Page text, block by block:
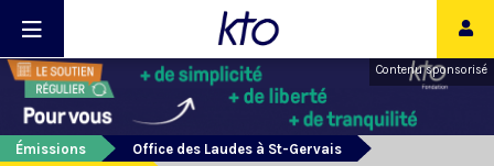
Contenu sponsorisé
Émissions
Office des Laudes à St-Gervais